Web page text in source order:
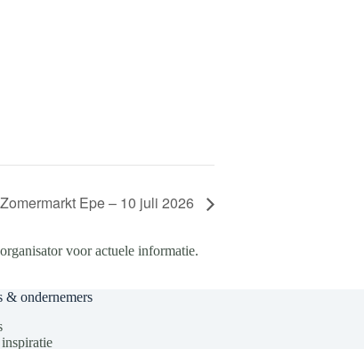
Zomermarkt Epe – 10 juli 2026
voor actuele informatie.
& ondernemers